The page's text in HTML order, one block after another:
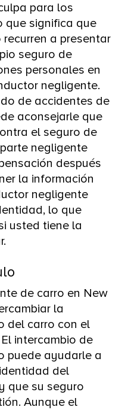
para los
que significa que
a presentar
seguro de
personales en
negligente.
de accidentes de
aconsejarle que
el seguro de
negligente
después
la información
negligente
lo que
usted tiene la
de carro en New
la
del carro con el
intercambio de
puede ayudarle a
del
que su seguro
Aunque el